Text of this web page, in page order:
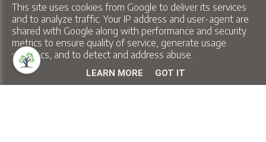
Privacy & Cookies| UP-TO-DATE WebDesign
This site uses cookies from Google to deliver its services
and to analyze traffic. Your IP address and user-agent are
shared with Google along with performance and security
metrics to ensure quality of service, generate usage
statistics, and to detect and address abuse.
LEARN MORE GOT IT